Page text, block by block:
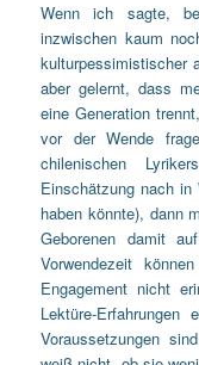
Wenn ich sagte,
inzwischen kaum
kulturpessimistischer
aber gelernt, dass
eine Generation
vor der Wende
chilenischen
Einschätzung nach in
haben könnte), dann
Geborenen damit
Vorwendezeit
Engagement nicht
Lektüre-
Voraussetzungen